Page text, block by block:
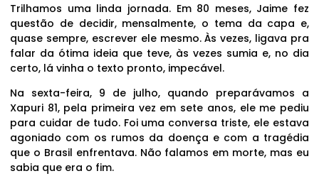
Trilhamos uma linda jornada. Em 80 meses, Jaime fez
questão de decidir, mensalmente, o tema da capa e,
quase sempre, escrever ele mesmo. Às vezes, ligava pra
falar da ótima ideia que teve, às vezes sumia e, no dia
certo, lá vinha o texto pronto, impecável.
Na sexta-feira, 9 de julho, quando preparávamos a
Xapuri 81, pela primeira vez em sete anos, ele me pediu
para cuidar de tudo. Foi uma conversa triste, ele estava
agoniado com os rumos da doença e com a tragédia
que o Brasil enfrentava. Não falamos em morte, mas eu
sabia que era o fim.